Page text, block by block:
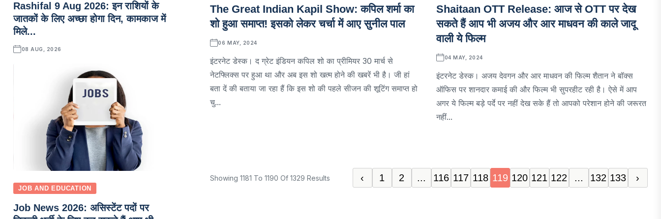
The Great Indian Kapil Show: कपिल शर्मा का
शो हुआ समाप्त! इसको लेकर चर्चा में आए सुनील पाल
06 MAY, 2024
इंटरनेट डेस्क। द ग्रेट इंडियन कपिल शो का प्रीमियर 30 मार्च से
नेटफ्लिक्स पर हुआ था और अब इस शो खत्म होने की खबरें भी है। जी हां
बता दें की बताया जा रहा हैं कि इस शो की पहले सीजन की शूटिंग समाप्त हो
चु...
Shaitaan OTT Release: आज से OTT पर देख
सकते हैं आप भी अजय और आर माधवन की काले जादू
वाली ये फिल्म
04 MAY, 2024
इंटरनेट डेस्क। अजय देवगन और आर माधवन की फिल्म शैतान ने बॉक्स
ऑफिस पर शानदार कमाई की और फिल्म भी सुपरहीट रही है। ऐसे में आप
अगर ये फिल्म बड़े पर्दे पर नहीं देख सके हैं तो आपको परेशान होने की जरूरत
नहीं...
Showing 1181 To 1190 Of 1329 Results ‹ 1 2 ... 116 117 118 119 120 121 122 ... 132 133 ›
Rashifal 9 Aug 2026: इन राशियों के
जातकों के लिए अच्छा होगा दिन, कामकाज में
मिले...
08 AUG, 2026
JOB AND EDUCATION
Job News 2026: असिस्टेंट पदों पर